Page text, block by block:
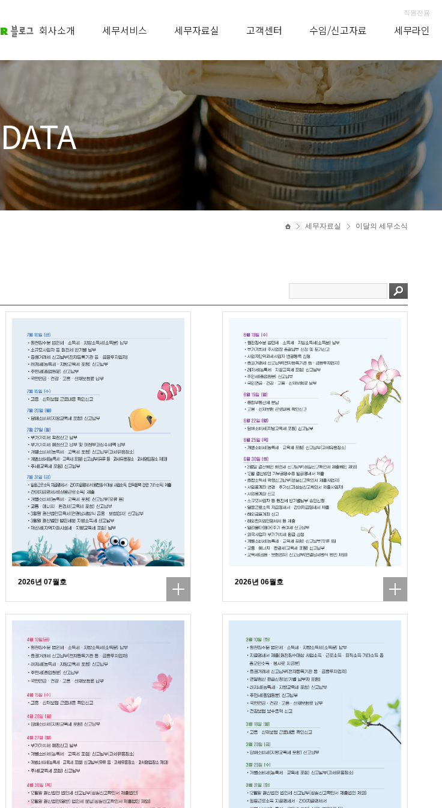
직원전용
회사소개 세무서비스 세무자료실 고객센터 수임/신고자료 세무라인
DATA
세무자료실 이달의 세무소식
2026년 07월호 2026년 06월호